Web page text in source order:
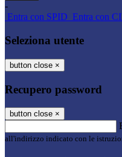
-
Entra con SPID Entra con
Seleziona utente
button close ×
Recupero password
button close ×
all'indirizzo indicato con le